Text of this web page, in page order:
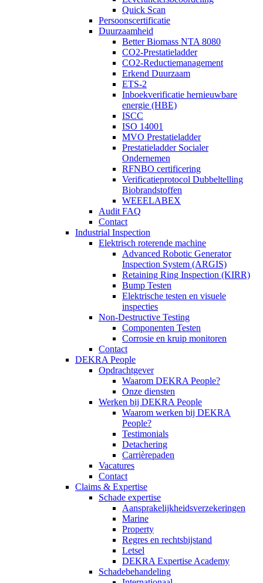
Quick Scan
Persoonscertificatie
Duurzaamheid
Better Biomass NTA 8080
CO2-Prestatieladder
CO2-Reductiemanagement
Erkend Duurzaam
ETS-2
Inboekverificatie hernieuwbare
energie (HBE)
ISCC
ISO 14001
MVO Prestatieladder
Prestatieladder Socialer
Ondernemen
RFNBO certificering
Verificatieprotocol Dubbeltelling
Biobrandstoffen
WEEELABEX
Audit FAQ
Contact
Industrial Inspection
Elektrisch roterende machine
Advanced Robotic Generator
Inspection System (ARGIS)
Retaining Ring Inspection (KIRR)
Bump Testen
Elektrische testen en visuele
inspecties
Non-Destructive Testing
Componenten Testen
Corrosie en kruip monitoren
Contact
DEKRA People
Opdrachtgever
Waarom DEKRA People?
Onze diensten
Werken bij DEKRA People
Waarom werken bij DEKRA
People?
Testimonials
Detachering
Carrièrepaden
Vacatures
Contact
Claims & Expertise
Schade expertise
Aansprakelijkheidsverzekeringen
Marine
Property
Regres en rechtsbijstand
Letsel
DEKRA Expertise Academy
Schadebehandeling